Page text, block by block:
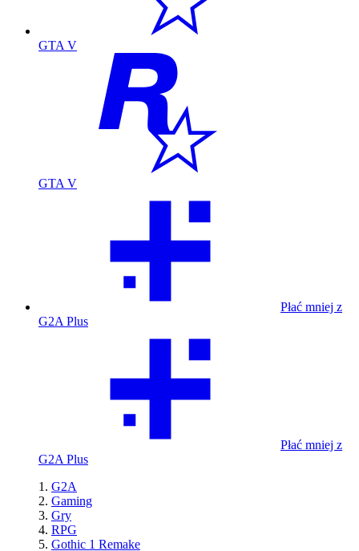
GTA V
GTA V
Płać mniej z
G2A Plus
Płać mniej z
G2A Plus
G2A
Gaming
Gry
RPG
Gothic 1 Remake